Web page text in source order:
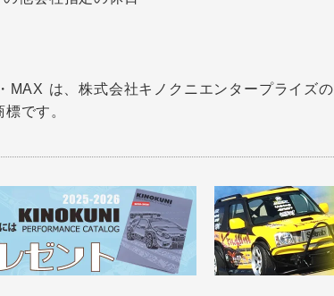
MAX は、株式会社キノクニエンタープライズの
です。